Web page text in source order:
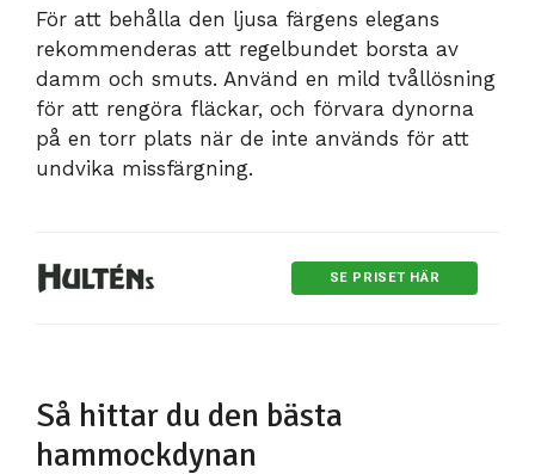
För att behålla den ljusa färgens elegans
rekommenderas att regelbundet borsta av
damm och smuts. Använd en mild tvållösning
för att rengöra fläckar, och förvara dynorna
på en torr plats när de inte används för att
undvika missfärgning.
SE PRISET HÄR
Så hittar du den bästa
hammockdynan